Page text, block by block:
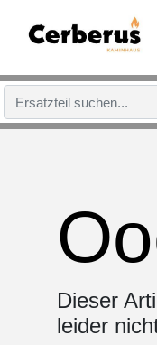
Dieser
leider